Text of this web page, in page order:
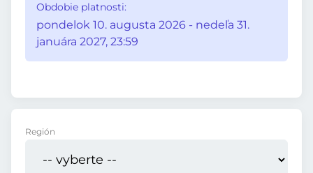
Obdobie platnosti:
pondelok 10. augusta 2026 - nedeľa 31.
januára 2027, 23:59
Región